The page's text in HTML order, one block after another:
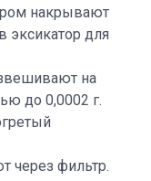
накрывают
эксикатор для
на
до 0,0002 г.
через фильтр.